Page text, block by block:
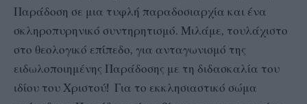
Παράδοση σε μια τυφλή παραδοσιαρχία και ένα
σκληροπυρηνικό συντηρητισμό. Μιλάμε, τουλάχιστο
στο θεολογικό επίπεδο, για ανταγωνισμό της
ειδωλοποιημένης Παράδοσης με τη διδασκαλία του
ιδίου του Χριστού! Για το εκκλησιαστικό σώμα